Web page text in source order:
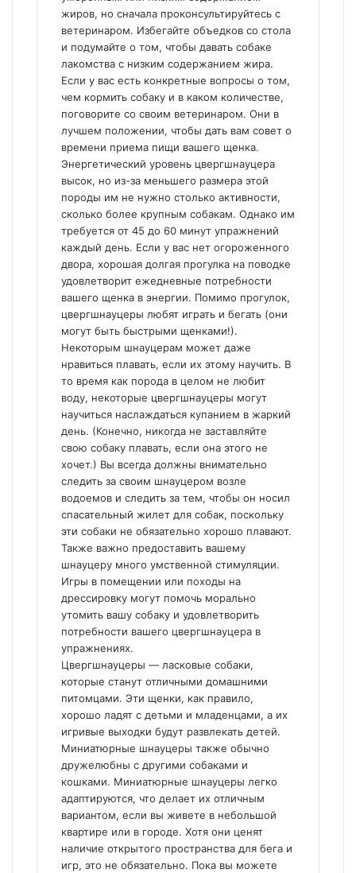
жиров, но сначала проконсультируйтесь с
ветеринаром. Избегайте объедков со стола
и подумайте о том, чтобы давать собаке
лакомства с низким содержанием жира.
Если у вас есть конкретные вопросы о том,
чем кормить собаку и в каком количестве,
поговорите со своим ветеринаром. Они в
лучшем положении, чтобы дать вам совет о
времени приема пищи вашего щенка.
Энергетический уровень цвергшнауцера
высок, но из-за меньшего размера этой
породы им не нужно столько активности,
сколько более крупным собакам. Однако им
требуется от 45 до 60 минут упражнений
каждый день. Если у вас нет огороженного
двора, хорошая долгая прогулка на поводке
удовлетворит ежедневные потребности
вашего щенка в энергии. Помимо прогулок,
цвергшнауцеры любят играть и бегать (они
могут быть быстрыми щенками!).
Некоторым шнауцерам может даже
нравиться плавать, если их этому научить. В
то время как порода в целом не любит
воду, некоторые цвергшнауцеры могут
научиться наслаждаться купанием в жаркий
день. (Конечно, никогда не заставляйте
свою собаку плавать, если она этого не
хочет.) Вы всегда должны внимательно
следить за своим шнауцером возле
водоемов и следить за тем, чтобы он носил
спасательный жилет для собак, поскольку
эти собаки не обязательно хорошо плавают.
Также важно предоставить вашему
шнауцеру много умственной стимуляции.
Игры в помещении или походы на
дрессировку могут помочь морально
утомить вашу собаку и удовлетворить
потребности вашего цвергшнауцера в
упражнениях.
Цвергшнауцеры — ласковые собаки,
которые станут отличными домашними
питомцами. Эти щенки, как правило,
хорошо ладят с детьми и младенцами, а их
игривые выходки будут развлекать детей.
Миниатюрные шнауцеры также обычно
дружелюбны с другими собаками и
кошками. Миниатюрные шнауцеры легко
адаптируются, что делает их отличным
вариантом, если вы живете в небольшой
квартире или в городе. Хотя они ценят
наличие открытого пространства для бега и
игр, это не обязательно. Пока вы можете